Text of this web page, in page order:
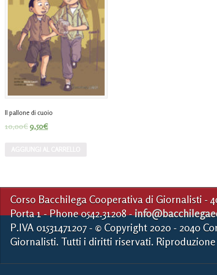
Il pallone di cuoio
10,00€9,50€
Corso Bacchilega Cooperativa di Giornalisti -
Porta 1 - Phone 0542.31208 -
P.IVA 01531471207 - © Copyright 2020 - 2040
Giornalisti. Tutti i diritti riservati.